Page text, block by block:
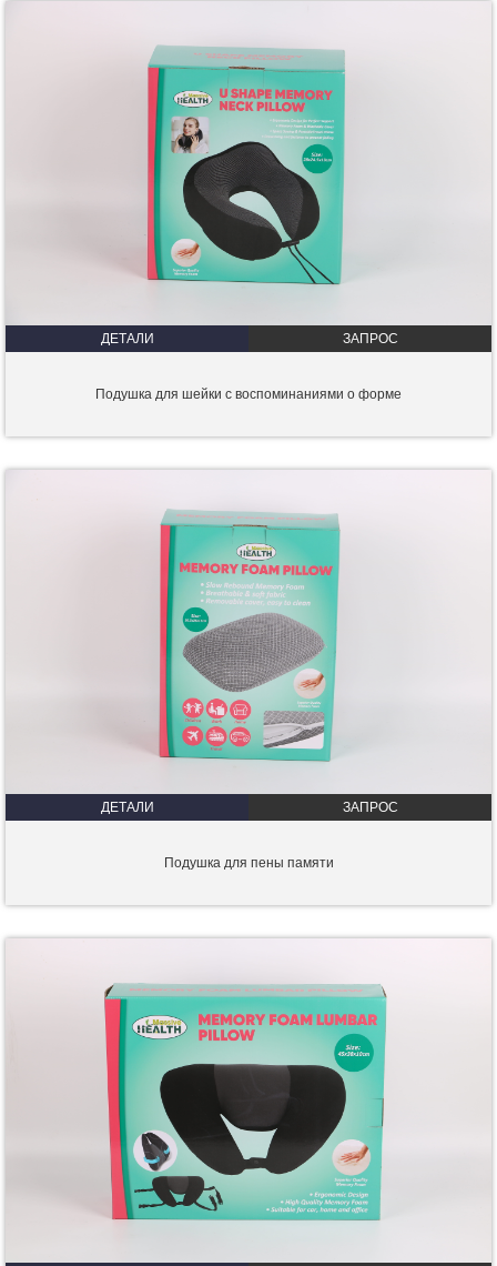
ДЕТАЛИ ЗАПРОС
Подушка для шейки с воспоминаниями о форме
ДЕТАЛИ ЗАПРОС
Подушка для пены памяти